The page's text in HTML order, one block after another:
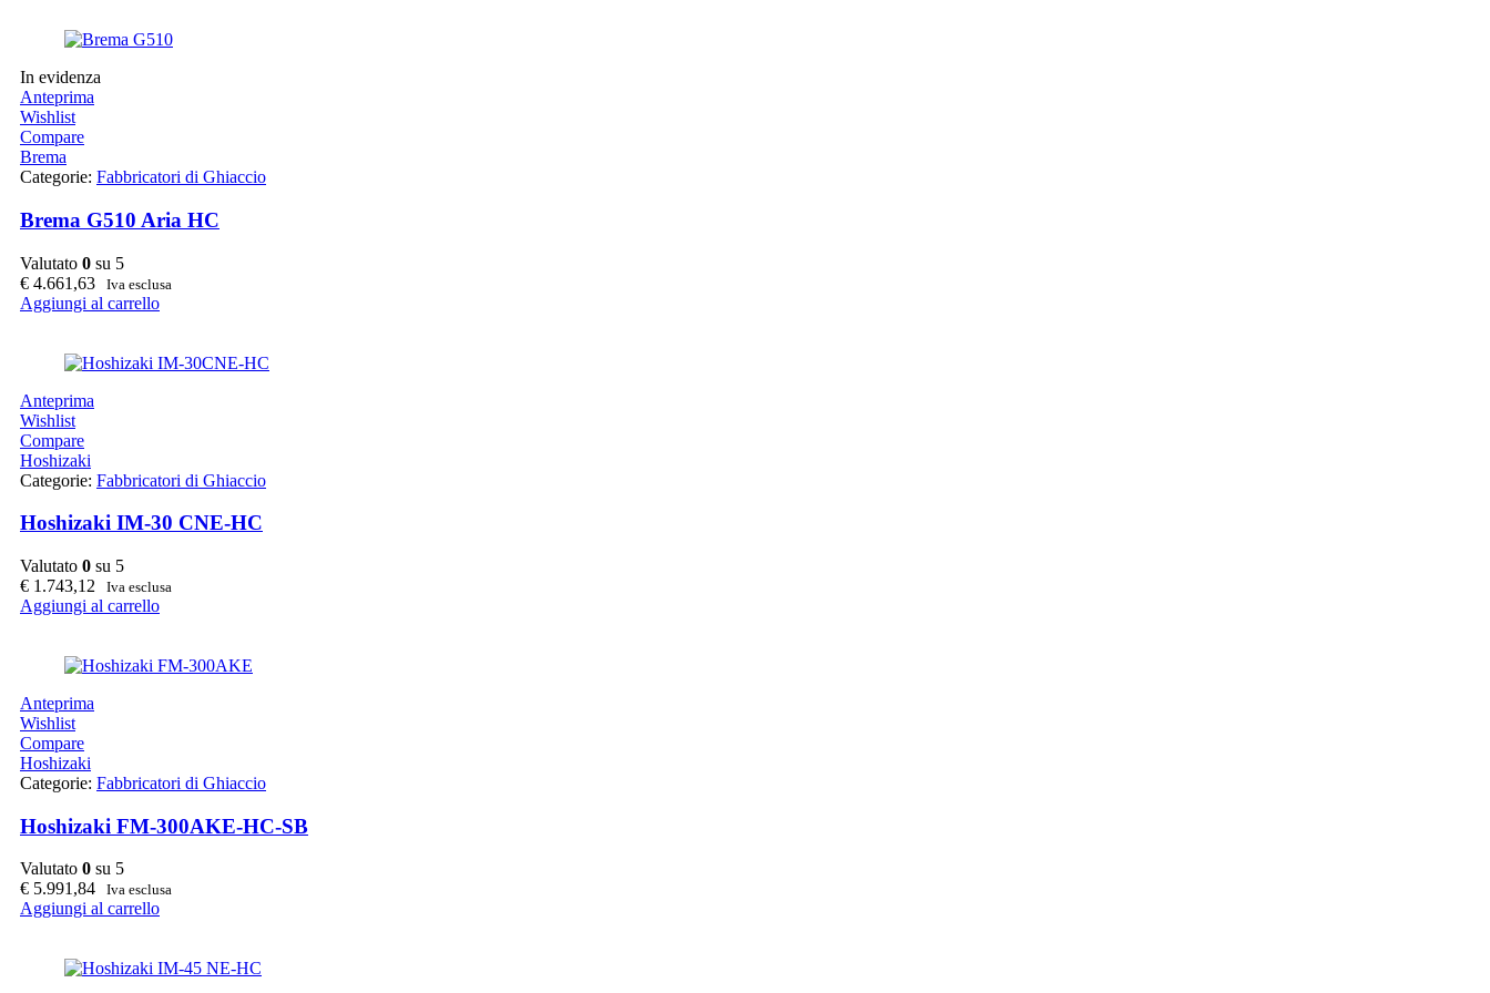
In evidenza
Anteprima
Wishlist
Compare
Brema
Categorie: Fabbricatori di Ghiaccio
Brema G510 Aria HC
Valutato 0 su 5
€ 4.661,63 Iva esclusa
Aggiungi al carrello
Anteprima
Wishlist
Compare
Hoshizaki
Categorie: Fabbricatori di Ghiaccio
Hoshizaki IM-30 CNE-HC
Valutato 0 su 5
€ 1.743,12 Iva esclusa
Aggiungi al carrello
Anteprima
Wishlist
Compare
Hoshizaki
Categorie: Fabbricatori di Ghiaccio
Hoshizaki FM-300AKE-HC-SB
Valutato 0 su 5
€ 5.991,84 Iva esclusa
Aggiungi al carrello